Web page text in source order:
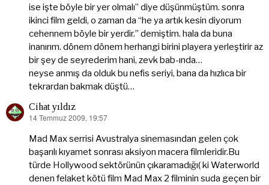
ise işte böyle bir yer olmalı” diye düşünmüştüm. sonra
ikinci film geldi, o zaman da “he ya artık kesin diyorum
cehennem böyle bir yerdir.” demiştim. hala da buna
inanırım. dönem dönem herhangi birini playera yerleştirir az
bir şey de seyrederim hani, zevk bab-ında…
neyse anmış da olduk bu nefis seriyi, bana da hızlıca bir
tekrardan bakmak düştü…
Cihat yıldız
dedi
14 Temmuz 2009, 19:57
Mad Max serrisi Avustralya sinemasından gelen çok
başarılı kıyamet sonrası aksiyon macera filmleridir.Bu
türde Hollywood sektörünün çıkaramadığı( ki Waterworld
denen felaket kötü film Mad Max 2 filminin suda geçen bir